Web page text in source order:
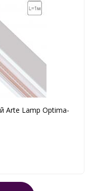
Arte Lamp Optima-